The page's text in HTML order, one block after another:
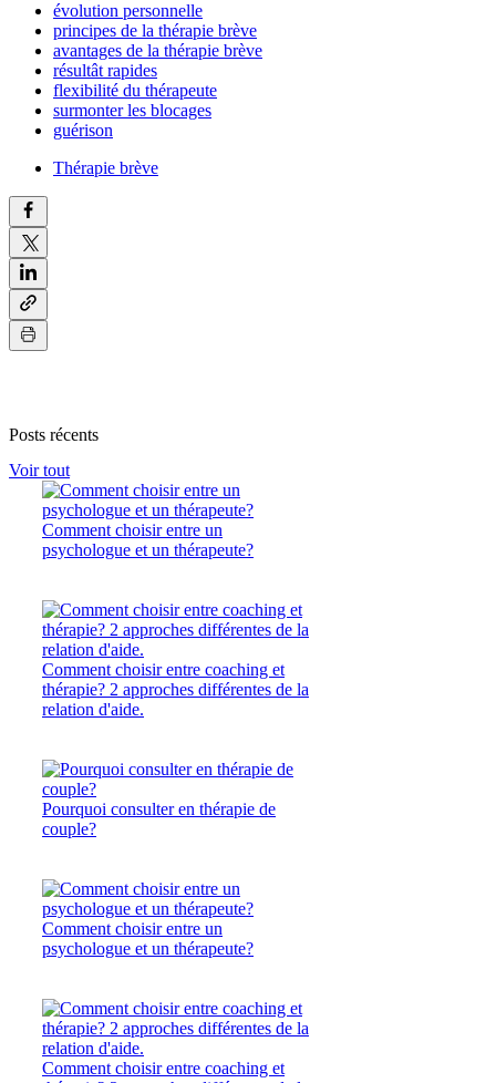
évolution personnelle
principes de la thérapie brève
avantages de la thérapie brève
résultât rapides
flexibilité du thérapeute
surmonter les blocages
guérison
Thérapie brève
Posts récents
Voir tout
Comment choisir entre un
psychologue et un thérapeute?
Comment choisir entre coaching et
thérapie? 2 approches différentes de la
relation d'aide.
Pourquoi consulter en thérapie de
couple?
Comment choisir entre un
psychologue et un thérapeute?
Comment choisir entre coaching et